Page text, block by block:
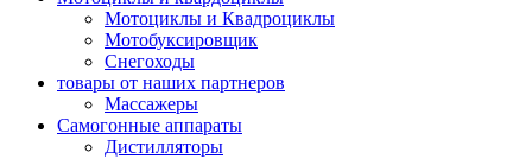
Мотоциклы и Квадроциклы
Мотобуксировщик
Снегоходы
товары от наших партнеров
Массажеры
Самогонные аппараты
Дистилляторы